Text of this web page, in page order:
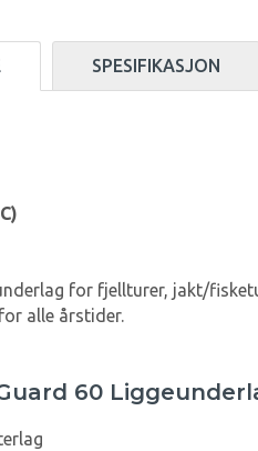
SPESIFIKASJON
for fjellturer, jakt/
alle årstider.
60